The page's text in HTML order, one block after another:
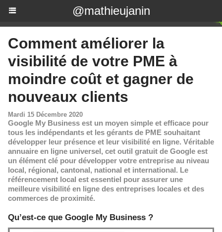
@mathieujanin
Comment améliorer la
visibilité de votre PME à
moindre coût et gagner de
nouveaux clients
Mardi 15 Décembre 2020
Google My Business est un moyen simple et efficace pour
tous les indépendants et les gérants de PME souhaitant
développer leur présence et leur visibilité en ligne. Véritable
annuaire en ligne universel, cet outil gratuit de Google est
un élément clé pour développer votre entreprise au niveau
local, régional, cantonal, national et international. Le
référencement local est essentiel pour assurer une
meilleure visibilité en ligne des entreprises locales et des
commerces de proximité.
​Qu’est-ce que Google My Business ?